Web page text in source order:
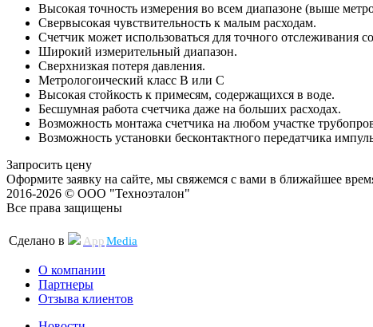
Высокая точность измерения во всем диапазоне (выше
Свервысокая чувствительность к малым расходам.
Счетчик может использоваться для точного отслеживания
Широкий измерительный диапазон.
Сверхнизкая потеря давления.
Метрологоический класс В или С
Высокая стойкость к примесям, содержащихся в воде.
Бесшумная работа счетчика даже на больших расходах.
Возможность монтажа счетчика на любом участке
Возможность установки бесконтактного передатчика
Запросить цену
Оформите заявку на сайте, мы свяжемся с вами в ближайшее
2016-2026 © ООО "Техноэталон"
Все права защищены
Сделано в AppMedia
О компании
Партнеры
Отзыва клиентов